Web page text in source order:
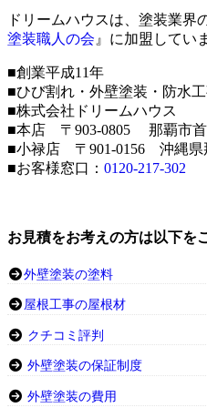
ドリームハウスは、塗装業界
塗装職人の会 』に加盟してい
■創業平成11年
■ひび割れ・外壁塗装・防水
■株式会社ドリームハウス
■本店 〒903-0805 那覇市首
■小禄店 〒901-0156 沖縄県
■お客様窓口： 0120-217-302
お見積をお考えの方は以下を
外壁塗装の塗料
屋根工事の屋根材
クチコミ評判
外壁塗装の保証制度
外壁塗装の費用